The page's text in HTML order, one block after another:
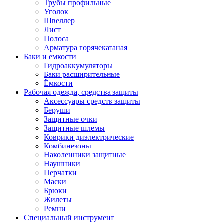
Трубы профильные
Уголок
Швеллер
Лист
Полоса
Арматура горячекатаная
Баки и емкости
Гидроаккумуляторы
Баки расширительные
Ёмкости
Рабочая одежда, средства защиты
Аксессуары средств защиты
Беруши
Защитные очки
Защитные шлемы
Коврики диэлектрические
Комбинезоны
Наколенники защитные
Наушники
Перчатки
Маски
Брюки
Жилеты
Ремни
Специальный инструмент